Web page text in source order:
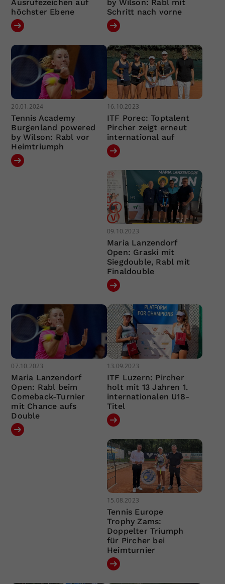
Ausrufezeichen auf
höchster Ebene
by Wilson: Rabl mit
Schritt nach vorne
20.01.2024
Tennis Academy
Burgenland powered
by Wilson: Rabl vor
Heimtriumph
16.10.2023
ITF Porec: Toptalent
Pircher zeigt erneut
international auf
09.10.2023
Maria Lanzendorf
Open: Graski mit
Siegdouble, Rabl mit
Finaldouble
07.10.2023
Maria Lanzendorf
Open: Rabl beim
Comeback-Turnier
mit Chance aufs
Double
13.09.2023
ITF Luzern: Pircher
holt mit 13 Jahren 1.
internationalen U18-
Titel
15.08.2023
Tennis Europe
Trophy Zams:
Doppelter Triumph
für Pircher bei
Heimturnier